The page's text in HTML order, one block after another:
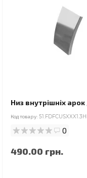
Низ внутрішніх
Код товару:
0
490.00 грн.